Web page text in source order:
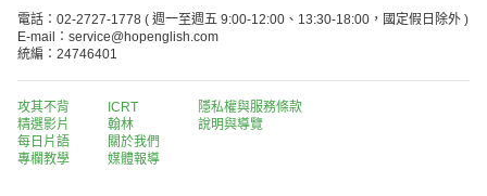
電話：02-2727-1778 ( 週一至週五 9:00-12:00、13:30-18:00，國定假日除外 )
E-mail：service@hopenglish.com
統編：24746401
攻其不背
精選影片
每日片語
專欄教學
ICRT
翰林
關於我們
媒體報導
隱私權與服務條款
說明與導覽